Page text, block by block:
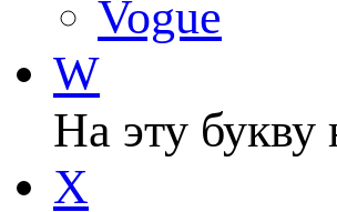
Vogue
W
На эту букву
X